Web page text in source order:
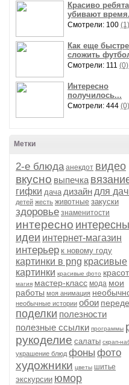
Красиво ребята
убивают
Смотрели: 100 (1)
Как еще
сложить
Смотрели: 111 (0)
Интересно
получилось...
Смотрели: 444 (0)
Метки
2-е блюда анекдот видео
вкусно выпечка
гифки дача дизайн для
детей жесть животные закуски
здоровье знаменитости
интересно
идеи интернет-магазин
интерьер к новому году
картинки в png красивые
картинки красивые фото
магия мастер-класс мода мои
работы моя анимация
необычные истории обои
поделки полезности
полезные ссылки программы
рукоделие салаты скрап-
украшение блюд фоны фото
художники цветы шитье
экскурсии юмор